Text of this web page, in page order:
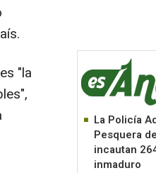
"la
La Policía
Pesquera
incautan
inmaduro